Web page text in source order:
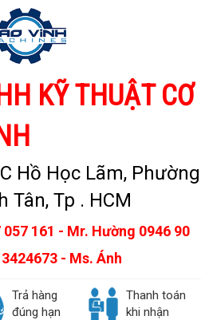
KỸ THUẬT CƠ
Hồ Học Lãm, Phường
Tân, Tp . HCM
057 161 - Mr. Hường 0946 90
- Ms. Ánh
Trả hàng
đúng hạn
Thanh toán
khi nhận